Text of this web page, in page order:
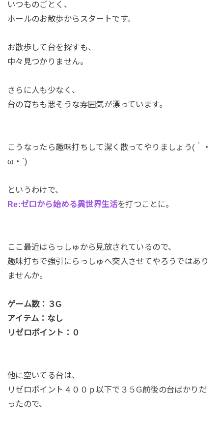
いつものごとく、
ホールのお散歩からスタートです。
お散歩して台を探すも、
中々見つかりません。
さらに人も少なく、
台の育ちも悪そうな雰囲気が漂っています。
こうなったら趣味打ちして潔く散ってやりましょう(｀・
ω・´)
というわけで、
Re:ゼロから始める異世界生活を打つことに。
ここ最近はらっしゅから見放されているので、
趣味打ちで強引にらっしゅへ突入させてやろうではあり
ませんか。
ゲーム数：３G
アイテム：なし
リゼロポイント：０
他に空いてる台は、
リゼロポイント４００ｐ以下で３５G前後の台ばかりだ
ったので、